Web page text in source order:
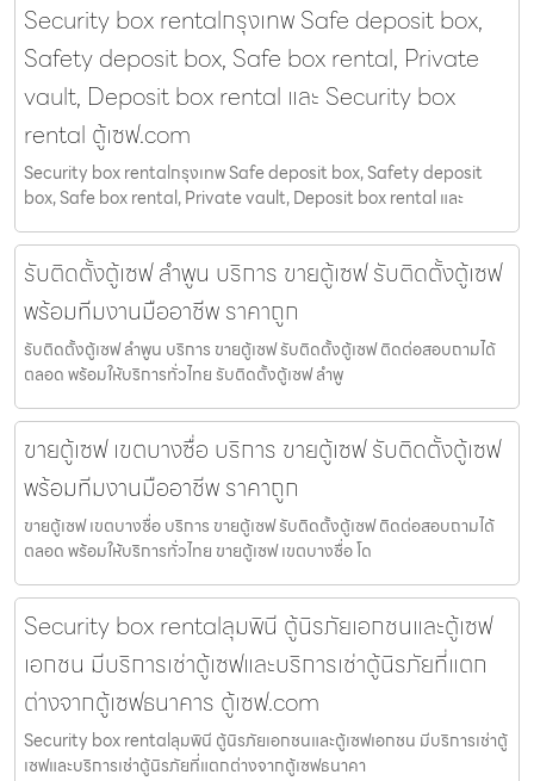
Security box rentalกรุงเทพ Safe deposit box,
Safety deposit box, Safe box rental, Private
vault, Deposit box rental และ Security box
rental ตู้เซฟ.com
Security box rentalกรุงเทพ Safe deposit box, Safety deposit
box, Safe box rental, Private vault, Deposit box rental และ
รับติดตั้งตู้เซฟ ลำพูน บริการ ขายตู้เซฟ รับติดตั้งตู้เซฟ
พร้อมทีมงานมืออาชีพ ราคาถูก
รับติดตั้งตู้เซฟ ลำพูน บริการ ขายตู้เซฟ รับติดตั้งตู้เซฟ ติดต่อสอบถามได้
ตลอด พร้อมให้บริการทั่วไทย รับติดตั้งตู้เซฟ ลำพู
ขายตู้เซฟ เขตบางซื่อ บริการ ขายตู้เซฟ รับติดตั้งตู้เซฟ
พร้อมทีมงานมืออาชีพ ราคาถูก
ขายตู้เซฟ เขตบางซื่อ บริการ ขายตู้เซฟ รับติดตั้งตู้เซฟ ติดต่อสอบถามได้
ตลอด พร้อมให้บริการทั่วไทย ขายตู้เซฟ เขตบางซื่อ โด
Security box rentalลุมพินี ตู้นิรภัยเอกชนและตู้เซฟ
เอกชน มีบริการเช่าตู้เซฟและบริการเช่าตู้นิรภัยที่แตก
ต่างจากตู้เซฟธนาคาร ตู้เซฟ.com
Security box rentalลุมพินี ตู้นิรภัยเอกชนและตู้เซฟเอกชน มีบริการเช่าตู้
เซฟและบริการเช่าตู้นิรภัยที่แตกต่างจากตู้เซฟธนาคา